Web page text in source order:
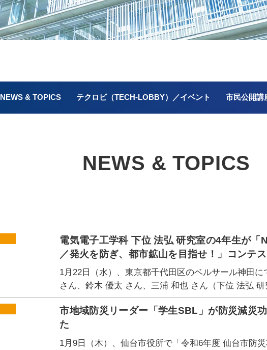
NEWS & TOPICS テクロビ（TECH-LOBBY）／イベント 市民公開講
NEWS & TOPICS
電気電子工学科 下位 法弘 研究室の4年生が
／発火を防ぎ、都市鉱山を目指せ！」コンテ
1月22日（水）、東京都千代田区のベルサール神田
さん、鈴木 優太 さん、三浦 和也 さん（下位 法弘
市地域防災リーダー「学生SBL」が防災減災
た
1月9日（木）、仙台市役所で「令和6年度 仙台市防